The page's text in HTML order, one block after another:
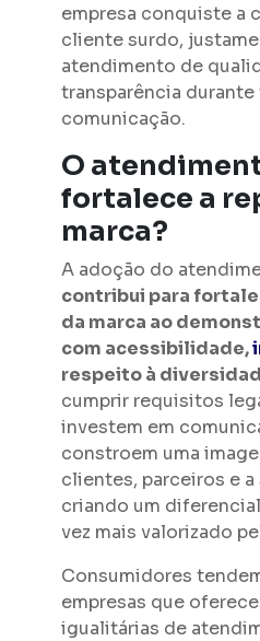
empresa conquiste a
cliente surdo,
atendimento de
transparência durante
comunicação.
O
fortalece a
marca?
A adoção do
contribui para
da marca ao
com acessibilidade,
respeito à
cumprir requisitos
investem em
constroem uma
clientes, parceiros e
criando um
vez mais valorizado
Consumidores
empresas que
igualitárias de